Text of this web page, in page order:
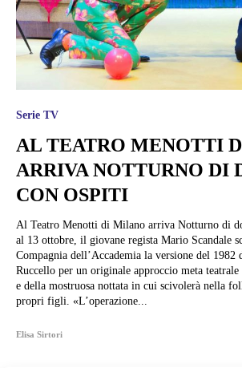
Serie TV
AL TEATRO MENOTTI
ARRIVA NOTTURNO DI
CON OSPITI
Al Teatro Menotti di Milano arriva Notturno di
al 13 ottobre, il giovane regista Mario Scandale
Compagnia dell’Accademia la versione del 1982
Ruccello per un originale approccio meta
e della mostruosa nottata in cui scivolerà nella
propri figli. «L’operazione...
Elisa Sirtori